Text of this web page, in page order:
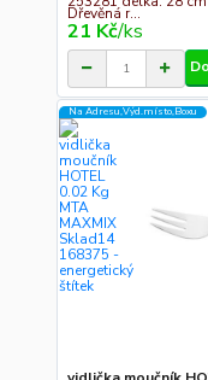
Dřevěná r...
21 Kč/ks
Na Adresu,Výd.místo,Boxu